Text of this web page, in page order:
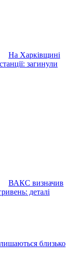
На Харківщині
загинули
ВАКС визначив
деталі
близько